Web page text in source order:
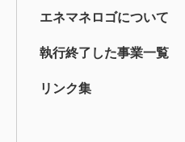
エネマネロゴについて
執行終了した事業一覧
リンク集